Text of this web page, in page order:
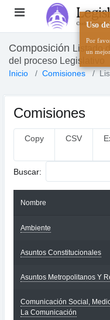
Composición Listado
del proceso Legislativo
Inicio Comisiones
Comisiones
Copy CSV
Buscar:
Nombre
Ambiente
Asuntos Constitucionales
Asuntos Metropolitanos Y
Comunicación Social,
La Comunicación
Uso
Por
un